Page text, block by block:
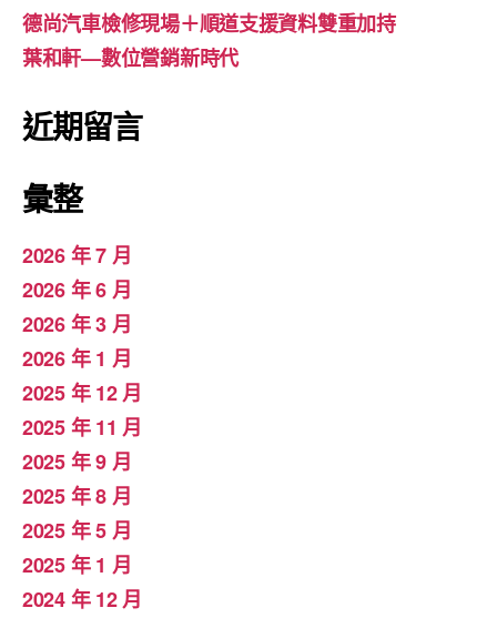
德尚汽車檢修現場＋順道支援資料雙重加持
葉和軒—數位營銷新時代
近期留言
彙整
2026 年 7 月
2026 年 6 月
2026 年 3 月
2026 年 1 月
2025 年 12 月
2025 年 11 月
2025 年 9 月
2025 年 8 月
2025 年 5 月
2025 年 1 月
2024 年 12 月